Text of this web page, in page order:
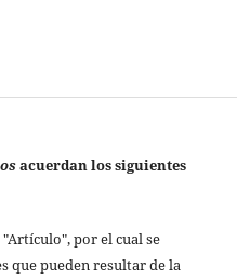
acuerdan los siguientes
por el cual se
que pueden resultar de la